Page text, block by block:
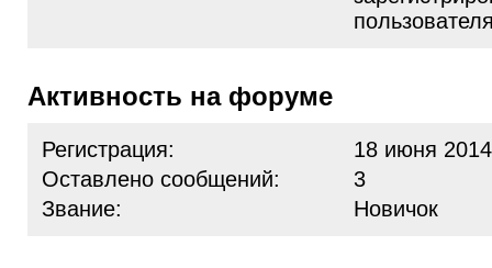
Активность на форуме
Регистрация:
18 июня
Оставлено сообщений:
3
Звание:
Новичок